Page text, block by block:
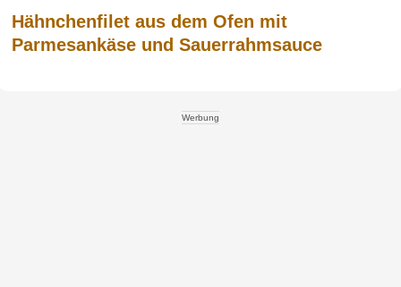
Hähnchenfilet aus dem Ofen mit
Parmesankäse und Sauerrahmsauce
Werbung